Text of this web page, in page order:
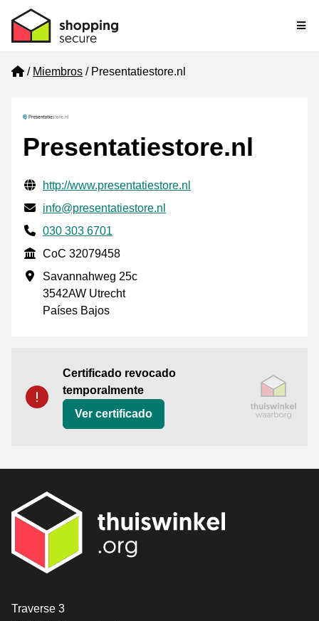
Home
Miembros Presentatiestore.nl
Presentatiestore.nl
Información de contacto verificada
Website URL
http://www.presentatiestore.nl
Envía un correo electrónico a
info@presentatiestore.nl
Phone number
030 303 6701
CoC
CoC 32079458
Dirección de la empresa
Savannahweg 25c
3542AW Utrecht
Países Bajos
Certificado revocado
temporalmente
Ver certificado
[_General:Contact]
Traverse 3